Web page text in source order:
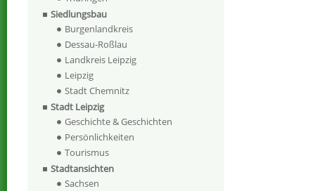
Siedlungsbau
Burgenlandkreis
Dessau-Roßlau
Landkreis Leipzig
Leipzig
Stadt Chemnitz
Stadt Leipzig
Geschichte & Geschichten
Persönlichkeiten
Tourismus
Stadtansichten
Sachsen